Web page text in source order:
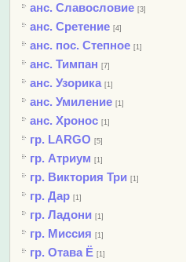
анс. Славословие [3]
анс. Сретение [4]
анс. пос. Степное [1]
анс. Тимпан [7]
анс. Узорика [1]
анс. Умиление [1]
анс. Хронос [1]
гр. LARGO [5]
гр. Атриум [1]
гр. Виктория Три [1]
гр. Дар [1]
гр. Ладони [1]
гр. Миссия [1]
гр. Отава Ё [1]